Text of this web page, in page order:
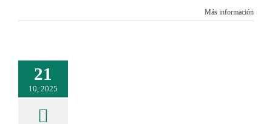
Más información
21
10, 2025